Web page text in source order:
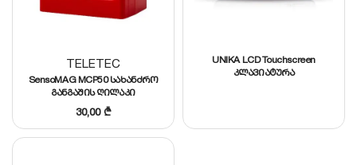
TELETEC
SensoMAG MCP50 სახანძრო
განგაშის ღილაკი
30,00₾
UNIKA LCD Touchscreen
კლავიატურა